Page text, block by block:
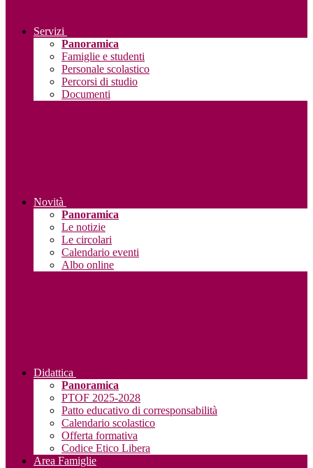
Servizi
Panoramica
Famiglie e studenti
Personale scolastico
Percorsi di studio
Documenti
Novità
Panoramica
Le notizie
Le circolari
Calendario eventi
Albo online
Didattica
Panoramica
PTOF 2025-2028
Patto educativo di corresponsabilità
Calendario scolastico
Offerta formativa
Codice Etico Libera
Area Famiglie